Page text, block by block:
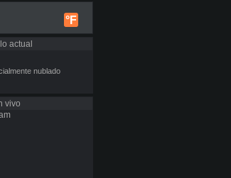
°F
actual
nublado
vivo